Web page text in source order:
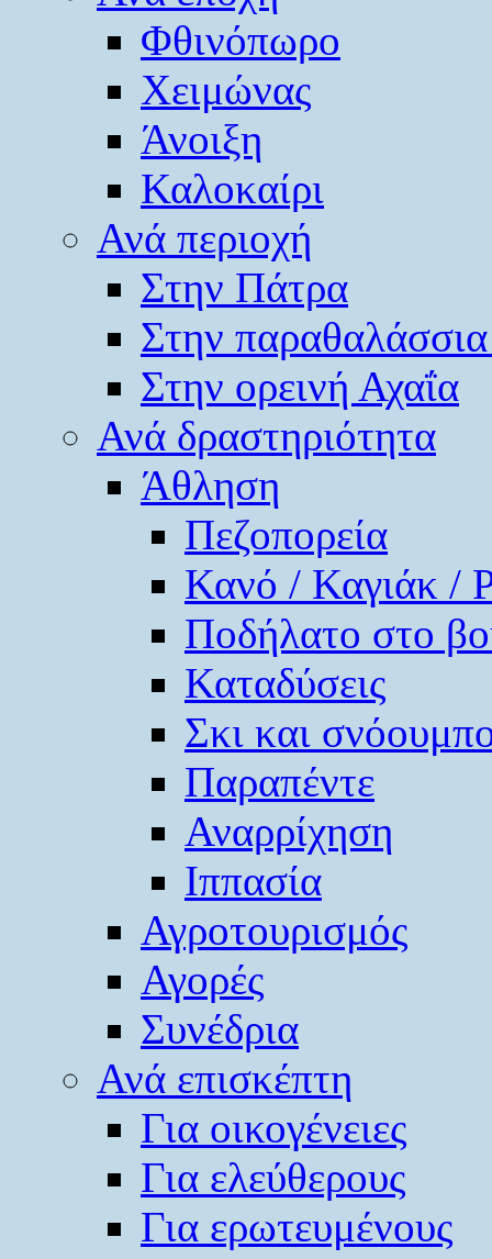
Φθινόπωρο
Χειμώνας
Άνοιξη
Καλοκαίρι
Ανά περιοχή
Στην Πάτρα
Στην
Στην ορεινή Αχαΐα
Ανά δραστηριότητα
Άθληση
Πεζοπορεία
Κανό / Καγιάκ /
Ποδήλατο στο
Καταδύσεις
Σκι και
Παραπέντε
Αναρρίχηση
Ιππασία
Αγροτουρισμός
Αγορές
Συνέδρια
Ανά επισκέπτη
Για οικογένειες
Για ελεύθερους
Για ερωτευμένους